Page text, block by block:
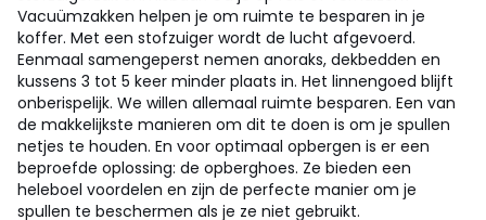
Vacuümzakken helpen je om ruimte te besparen in je
koffer. Met een stofzuiger wordt de lucht afgevoerd.
Eenmaal samengeperst nemen anoraks, dekbedden en
kussens 3 tot 5 keer minder plaats in. Het linnengoed blijft
onberispelijk. We willen allemaal ruimte besparen. Een van
de makkelijkste manieren om dit te doen is om je spullen
netjes te houden. En voor optimaal opbergen is er een
beproefde oplossing: de opberghoes. Ze bieden een
heleboel voordelen en zijn de perfecte manier om je
spullen te beschermen als je ze niet gebruikt.